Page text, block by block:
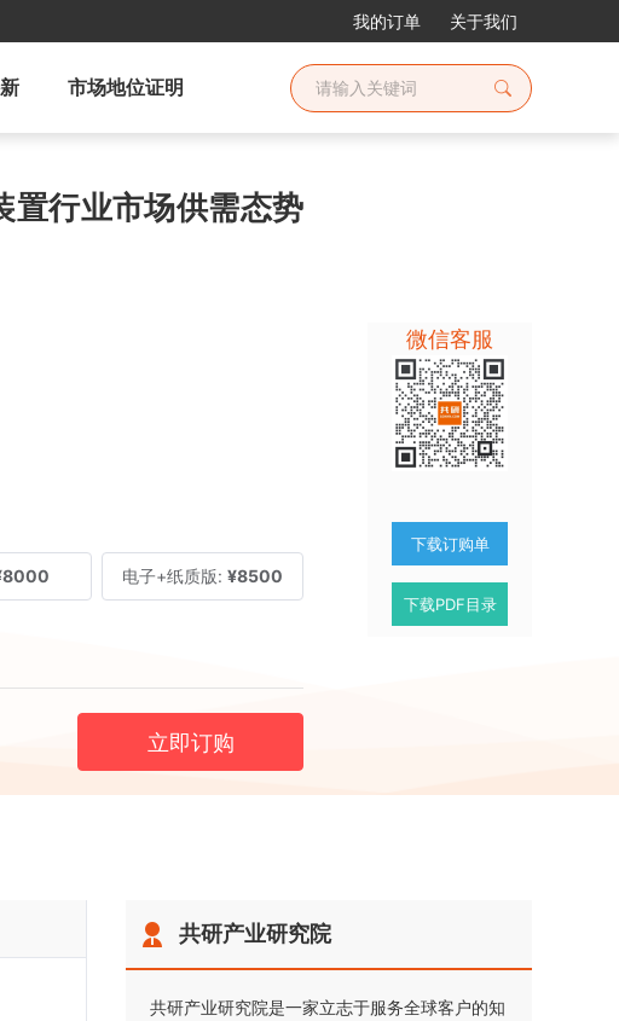
我的订单 关于我们
市场地位证明
行业市场供需态势
电子+纸质版: ¥8500
立即订购
微信客服
下载订购单
下载PDF目录
共研产业研究院
共研产业研究院是一家立志于服务全球客户的知